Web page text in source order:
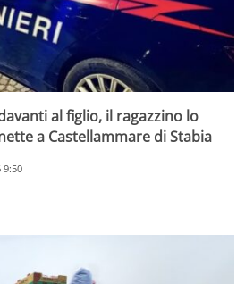
al figlio, il ragazzino lo
a Castellammare di Stabia
9:50